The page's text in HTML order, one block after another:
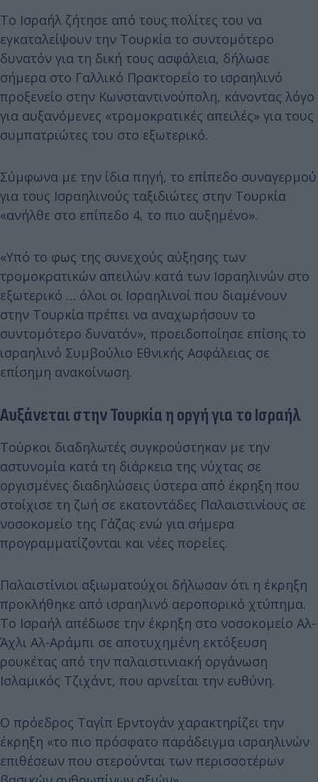
Το Ισραήλ ζήτησε από τους πολίτες του να
εγκαταλείψουν την Τουρκία το συντομότερο
δυνατόν για τη δική τους ασφάλεια, δήλωσε
σήμερα στο Γαλλικό Πρακτορείο το ισραηλινό
προξενείο στην Κωνσταντινούπολη, κάνοντας λόγο
για αυξανόμενες «τρομοκρατικές απειλές» για τους
συμπατριώτες του στο εξωτερικό.
Σύμφωνα με την ίδια πηγή, το επίπεδο συναγερμού
για τους Ισραηλινούς ταξιδιώτες στην Τουρκία
«ανήλθε στο επίπεδο 4, το πιο αυξημένο».
«Υπό το φως της συνεχούς αύξησης των
τρομοκρατικών απειλών κατά των Ισραηλινών στο
εξωτερικό … όλοι οι Ισραηλινοί που διαμένουν
στην Τουρκία πρέπει να αναχωρήσουν το
συντομότερο δυνατόν», προειδοποίησε επίσης το
ισραηλινό Συμβούλιο Εθνικής Ασφάλειας σε
επίσημη ανακοίνωση.
Αυξάνεται στην Τουρκία η οργή για το Ισραήλ
Τούρκοι διαδηλωτές συγκρούστηκαν με την
αστυνομία κατά τη διάρκεια της νύχτας σε
οργισμένες διαδηλώσεις ύστερα από έκρηξη που
στοίχισε τη ζωή σε εκατοντάδες Παλαιστινίους σε
νοσοκομείο της Γάζας ενώ για σήμερα
προγραμματίζονται και νέες πορείες.
Παλαιστίνιοι αξιωματούχοι δήλωσαν ότι η έκρηξη
προκλήθηκε από ισραηλινό αεροπορικό χτύπημα.
Το Ισραήλ απέδωσε την έκρηξη στο νοσοκομείο Αλ-
Άχλι Αλ-Αράμπι σε αποτυχημένη εκτόξευση
ρουκέτας από την παλαιστινιακή οργάνωση
Ισλαμικός Τζιχάντ, που αρνείται την ευθύνη.
Ο πρόεδρος Ταγίπ Ερντογάν χαρακτηρίζει την
έκρηξη «το πιο πρόσφατο παράδειγμα ισραηλινών
επιθέσεων που στερούνται των περισσοτέρων